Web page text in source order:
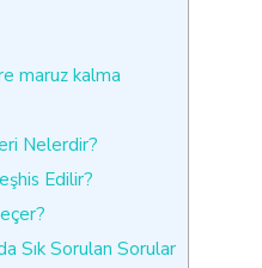
maruz kalma
Nelerdir?
Edilir?
Sık Sorulan Sorular